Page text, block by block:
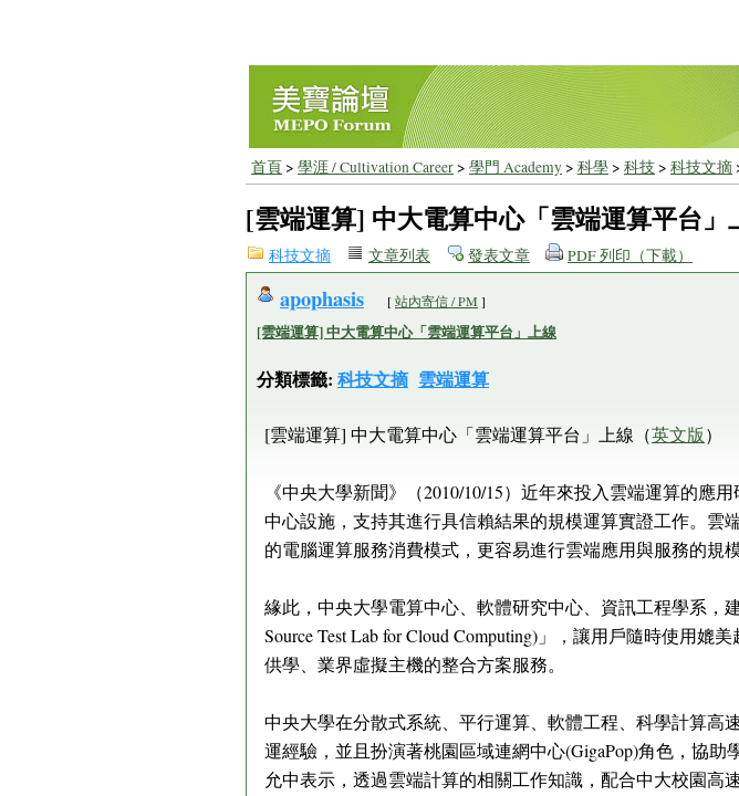
首頁> 學涯 / Cultivation Career> 學門 Academy> 科學> 科技> 科技文摘
[雲端運算] 中大電算中心「雲端運算平台」
科技文摘 文章列表 發表文章 PDF 列印（下載）
apophasis [站內寄信 / PM ]
[雲端運算] 中大電算中心「雲端運算平台」上線
分類標籤: 科技文摘 雲端運算
[雲端運算] 中大電算中心「雲端運算平台」上線（英文版）
《中央大學新聞》（2010/10/15）近年來投入雲端運算的
中心設施，支持其進行具信賴結果的規模運算實證工作。
的電腦運算服務消費模式，更容易進行雲端應用與服務的規模
緣此，中央大學電算中心、軟體研究中心、資訊工程學系，
Source Test Lab for Cloud Computing)」，讓用戶隨時使用
供學、業界虛擬主機的整合方案服務。
中央大學在分散式系統、平行運算、軟體工程、科學計算高
運經驗，並且扮演著桃園區域連網中心(GigaPop)角色，協
允中表示，透過雲端計算的相關工作知識，配合中大校園高